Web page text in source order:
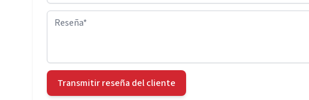
Reseña
Transmitir reseña del cliente